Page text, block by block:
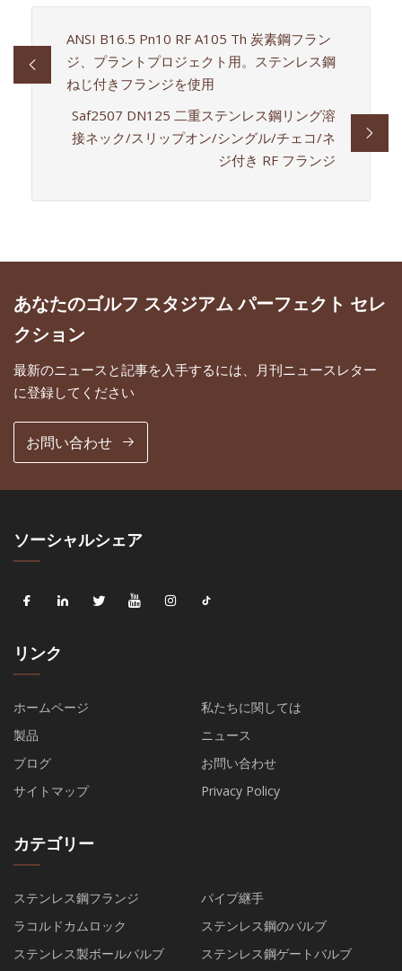
ANSI B16.5 Pn10 RF A105 Th 炭素鋼フラン
ジ、プラントプロジェクト用。ステンレス鋼
ねじ付きフランジを使用
Saf2507 DN125 二重ステンレス鋼リング溶
接ネック/スリップオン/シングル/チェコ/ネ
ジ付き RF フランジ
あなたのゴルフ スタジアム パーフェクト セレ
クション
最新のニュースと記事を入手するには、月刊ニュースレター
に登録してください
お問い合わせ
ソーシャルシェア
リンク
ホームページ
私たちに関しては
製品
ニュース
ブログ
お問い合わせ
サイトマップ
Privacy Policy
カテゴリー
ステンレス鋼フランジ
パイプ継手
ラコルドカムロック
ステンレス鋼のバルブ
ステンレス製ボールバルブ
ステンレス鋼ゲートバルブ